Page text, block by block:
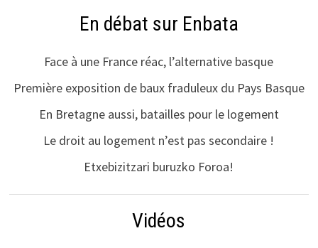
En débat sur Enbata
Face à une France réac, l’alternative basque
Première exposition de baux fraduleux du Pays Basque
En Bretagne aussi, batailles pour le logement
Le droit au logement n’est pas secondaire !
Etxebizitzari buruzko Foroa!
Vidéos